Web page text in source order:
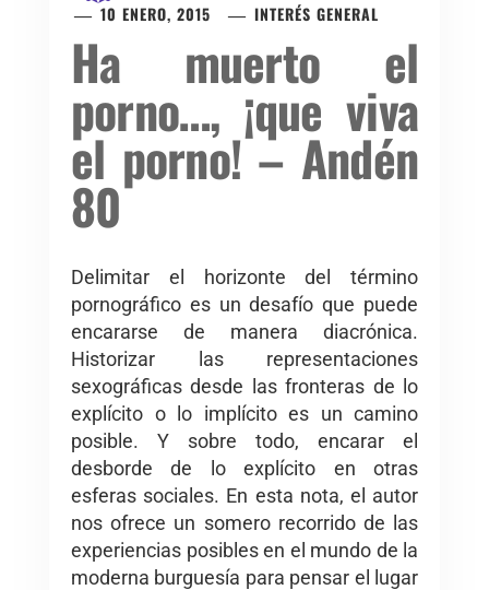
10 ENERO, 2015
INTERÉS GENERAL
Ha muerto el
porno…, ¡que viva
el porno! – Andén
80
Delimitar el horizonte del término
pornográfico es un desafío que puede
encararse de manera diacrónica.
Historizar las representaciones
sexográficas desde las fronteras de lo
explícito o lo implícito es un camino
posible. Y sobre todo, encarar el
desborde de lo explícito en otras
esferas sociales. En esta nota, el autor
nos ofrece un somero recorrido de las
experiencias posibles en el mundo de la
moderna burguesía para pensar el lugar